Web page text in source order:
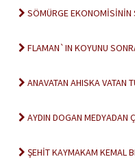
SÖMÜRGE EKONOMİSİNİN
FLAMAN`IN KOYUNU
ANAVATAN AHISKA VATAN
AYDIN DOGAN MEDYADAN
ŞEHİT KAYMAKAM KEMAL